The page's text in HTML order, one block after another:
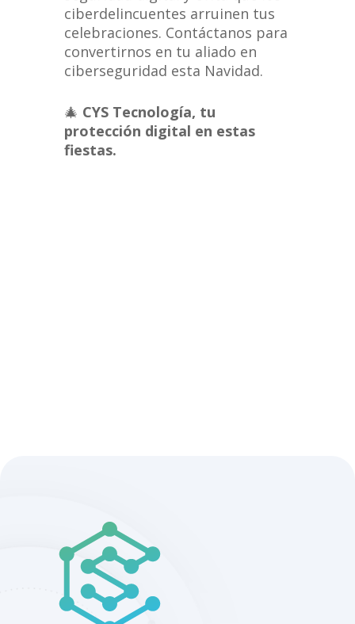
ciberdelincuentes arruinen tus
celebraciones. Contáctanos para
convertirnos en tu aliado en
ciberseguridad esta Navidad.
🎄 CYS Tecnología, tu
protección digital en estas
fiestas.